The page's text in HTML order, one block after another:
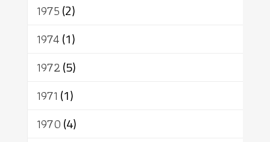
1975(2)
1974(1)
1972(5)
1971 (1)
1970(4)